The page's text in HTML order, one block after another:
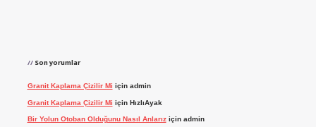
Son yorumlar
Granit Kaplama Çizilir Mi için admin
Granit Kaplama Çizilir Mi için HızlıAyak
Bir Yolun Otoban Olduğunu Nasıl Anlarıziçin admin